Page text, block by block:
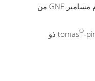
• التوسع المثالي لدواعي استخدام مسامير GNE من
®
-pin ذو